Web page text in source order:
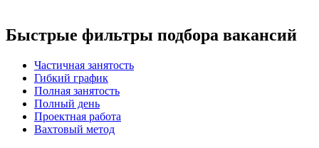
Быстрые фильтры подбора вакансий
Частичная занятость
Гибкий график
Полная занятость
Полный день
Проектная работа
Вахтовый метод